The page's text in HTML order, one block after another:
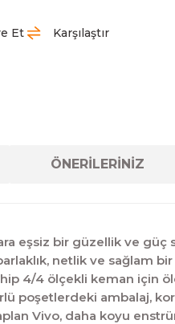
Et Karşılaştır
ÖNERİLERİNİZ
eşsiz bir güzellik ve güç
netlik ve sağlam
4/4 ölçekli keman için
poşetlerdeki ambalaj,
Vivo, daha koyu